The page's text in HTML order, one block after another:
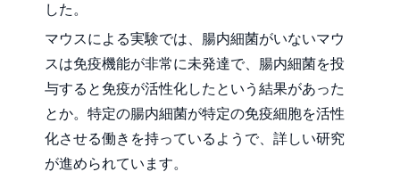
した。
マウスによる実験では、腸内細菌がいないマウ
スは免疫機能が非常に未発達で、腸内細菌を投
与すると免疫が活性化したという結果があった
とか。特定の腸内細菌が特定の免疫細胞を活性
化させる働きを持っているようで、詳しい研究
が進められています。